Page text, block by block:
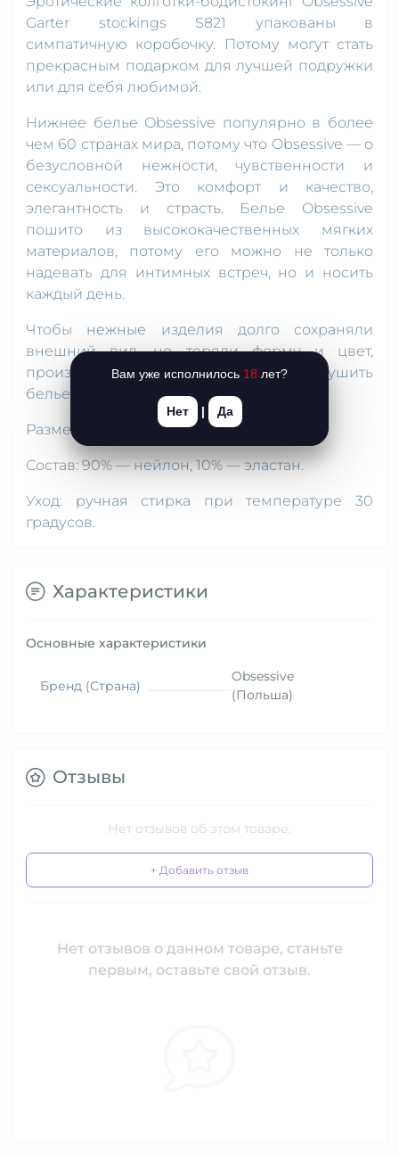
Garter stockings S821 упакованы в
симпатичную коробочку. Потому могут стать
прекрасным подарком для лучшей подружки
или для себя любимой.
Нижнее белье Obsessive популярно в более
чем 60 странах мира, потому что Obsessive — о
безусловной нежности, чувственности и
сексуальности. Это комфорт и качество,
элегантность и страсть. Белье Obsessive
пошито из высококачественных мягких
материалов, потому его можно не только
надевать для интимных встреч, но и носить
каждый день.
Чтобы нежные изделия долго сохраняли
внешний вид, не теряли форму и цвет,
производитель рекомендует стирать и сушить
белье следуя инструкциям.
Размер универсальный.
Состав: 90% — нейлон, 10% — эластан.
Уход: ручная стирка при температуре 30
градусов.
Характеристики
Основные характеристики
Бренд (Страна)
Obsessive
(Польша)
Отзывы
Нет отзывов об этом товаре.
+ Добавить отзыв
Нет отзывов о данном товаре, станьте
первым, оставьте свой отзыв.
Вам уже исполнилось 18 лет?
Нет | Да